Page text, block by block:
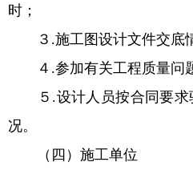
时；
３.施工图设计文件交底
４.参加有关工程质量问题
５.设计人员按合同要求
况。
（四）施工单位